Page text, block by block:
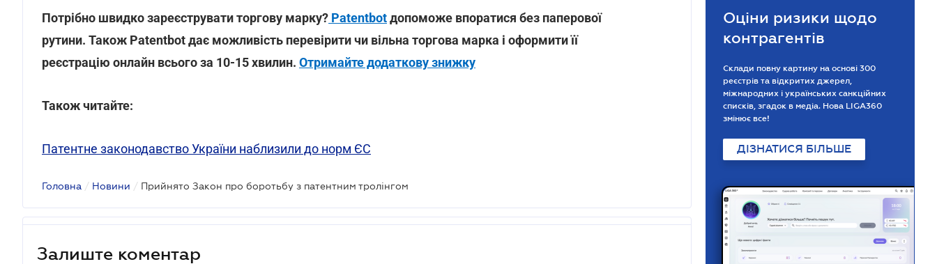
Потрібно швидко зареєструвати торгову марку? Patentbotдопоможе впоратися без паперової
рутини. Також Patentbot дає можливість перевірити чи вільна торгова марка і оформити її
реєстрацію онлайн всього за 10-15 хвилин. Отримайте додаткову знижку
Також читайте:
Патентне законодавство України наблизили до норм ЄС
Головна / Новини / Прийнято Закон про боротьбу з патентним тролінгом
Залиште коментар
Оціни ризики щодо
контрагентів
Склади повну картину на основі 300
реєстрів та відкритих джерел,
міжнародних і українських санкційних
списків, згадок в медіа. Нова LIGA360
змінює все!
ДІЗНАТИСЯ БІЛЬШЕ